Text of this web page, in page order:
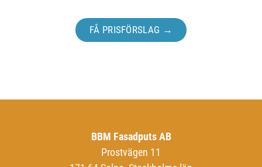
FÅ PRISFÖRSLAG →
BBM Fasadputs AB
Prostvägen 11